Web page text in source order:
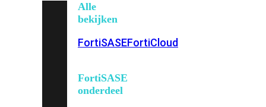
Alle
bekijken
FortiSASEFortiCloud
FortiSASE
onderdeel